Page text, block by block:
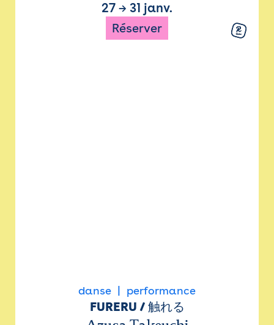
27 → 31 janv.
Réserver
danse performance
FURERU / 触れる